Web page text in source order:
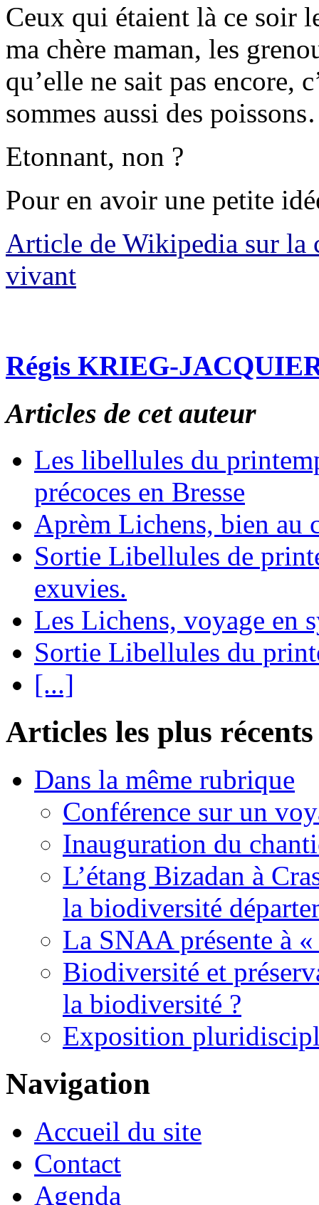
Ceux qui étaient là ce soir
ma chère maman, les
qu’elle ne sait pas encore,
sommes aussi des
Etonnant, non ?
Pour en avoir une petite
Article de Wikipedia sur la
vivant
Régis KRIEG-
Articles de cet auteur
Les libellules du
précoces en Bresse
Aprèm Lichens, bien au
Sortie Libellules de
exuvies.
Les Lichens, voyage en
Sortie Libellules du
[...]
Articles les plus récents
Dans la même rubrique
Conférence sur un
Inauguration du
L’étang Bizadan à
la biodiversité
La SNAA présente à
Biodiversité et
la biodiversité ?
Exposition
Navigation
Accueil du site
Contact
Agenda